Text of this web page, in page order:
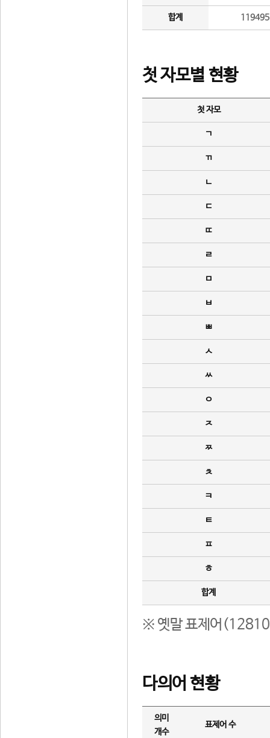
합계
첫 자모별 현황
첫 자모
ㄱ
ㄲ
ㄴ
ㄷ
ㄸ
ㄹ
ㅁ
ㅂ
ㅃ
ㅅ
ㅆ
ㅇ
ㅈ
ㅉ
ㅊ
ㅋ
ㅌ
ㅍ
ㅎ
합계
※ 옛말 표제어(12810
다의어 현황
의미
개수
표제어 수